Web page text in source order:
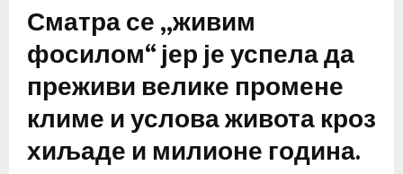
Сматра се „живим
фосилом“ јер је успела да
преживи велике промене
климе и услова живота кроз
хиљаде и милионе година.